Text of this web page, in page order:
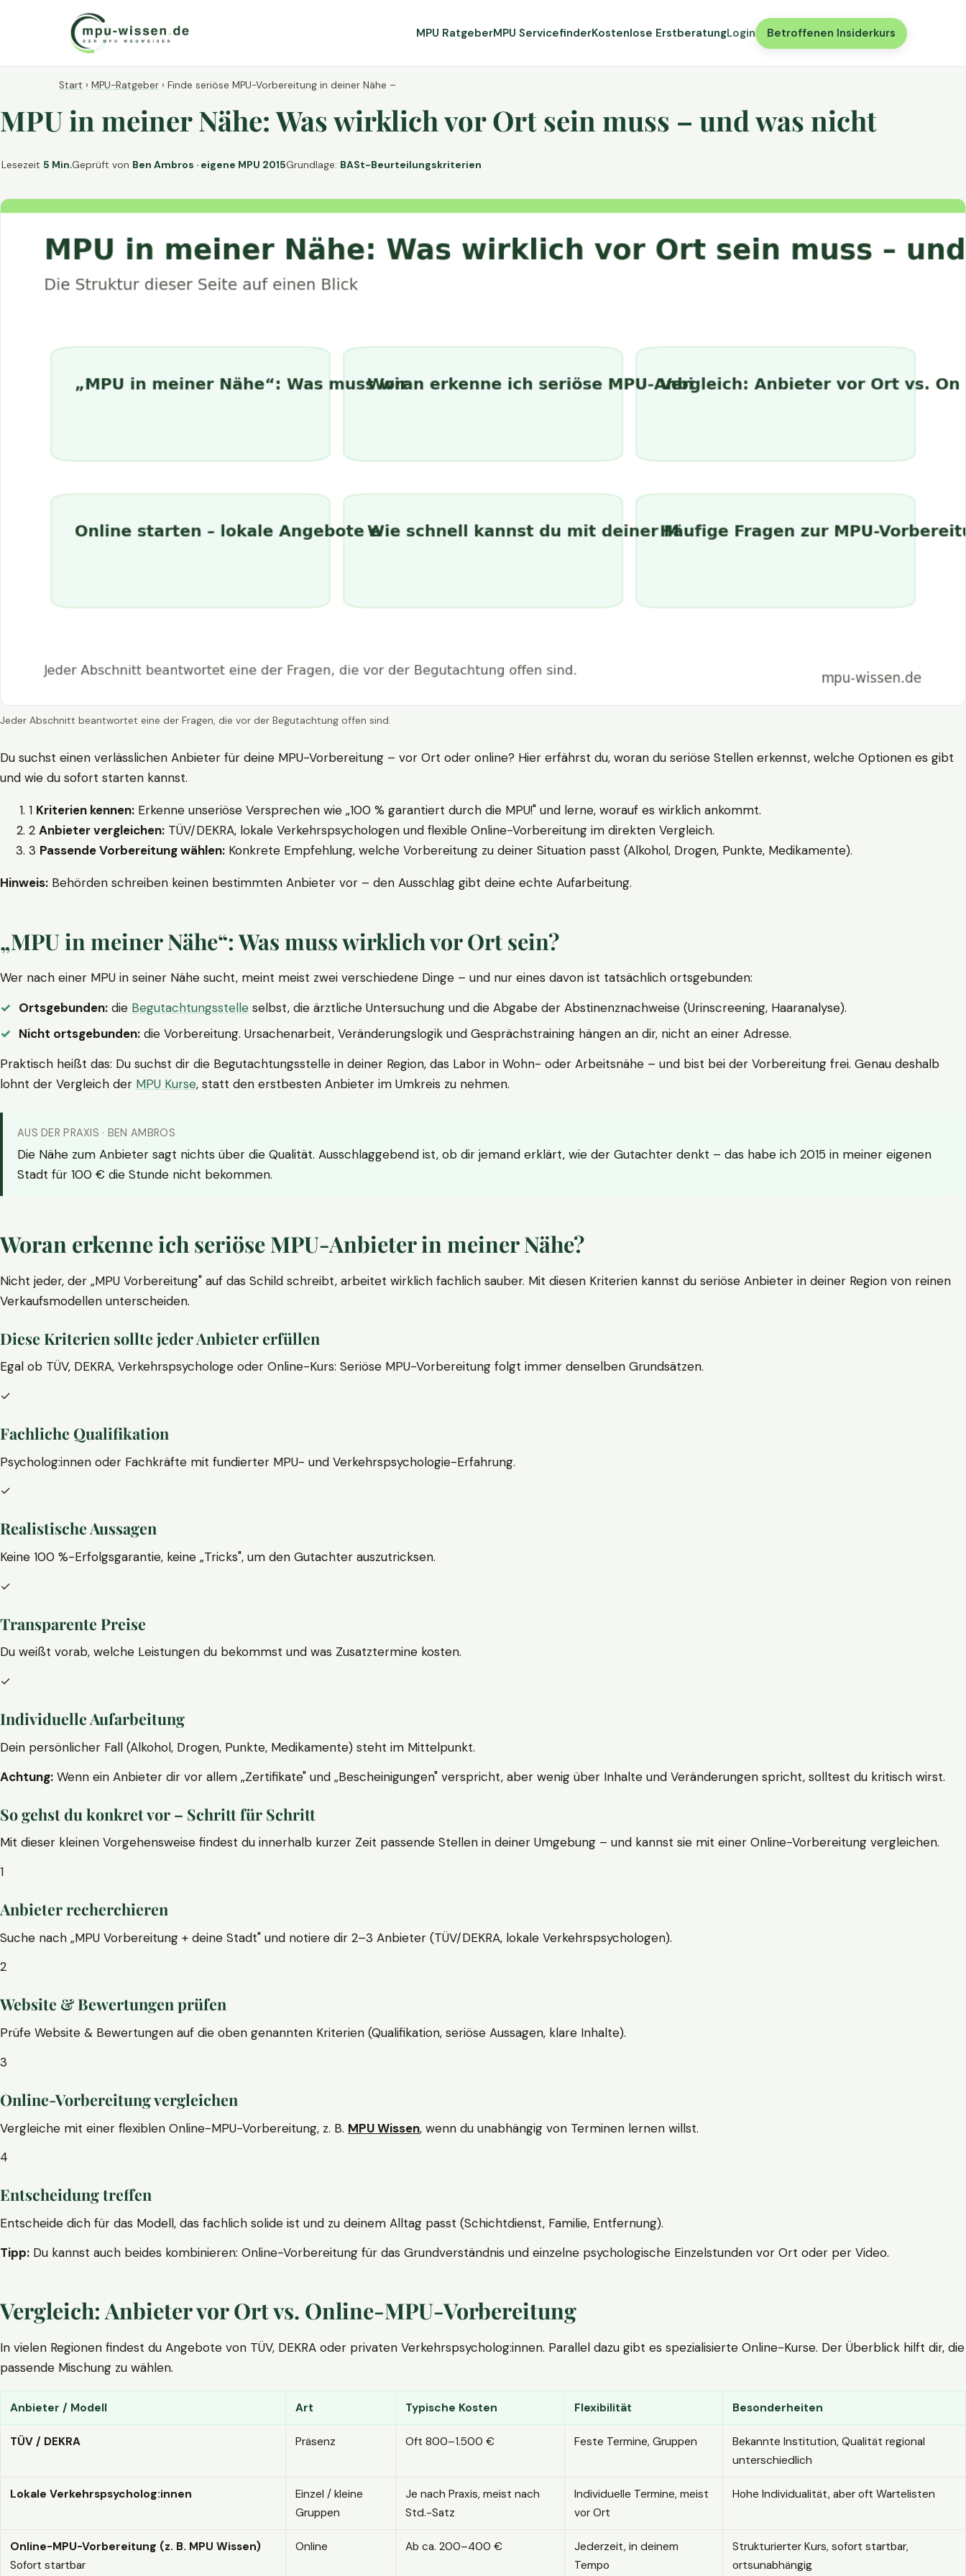
MPU RatgeberMPU ServicefinderKostenlose ErstberatungLogin Betroffenen Insiderkurs
Start › MPU-Ratgeber › Finde seriöse MPU-Vorbereitung in deiner Nähe –
MPU in meiner Nähe: Was wirklich vor Ort sein muss – und was nicht
Lesezeit 5 Min.Geprüft von Ben Ambros · eigene MPU 2015Grundlage: BASt-Beurteilungskriterien
Jeder Abschnitt beantwortet eine der Fragen, die vor der Begutachtung offen sind.
Du suchst einen verlässlichen Anbieter für deine MPU-Vorbereitung – vor Ort oder online? Hier erfährst du, woran du seriöse Stellen erkennst, welche Optionen es gibt
und wie du sofort starten kannst.
1 Kriterien kennen: Erkenne unseriöse Versprechen wie „100 % garantiert durch die MPU!" und lerne, worauf es wirklich ankommt.
2 Anbieter vergleichen: TÜV/DEKRA, lokale Verkehrspsychologen und flexible Online-Vorbereitung im direkten Vergleich.
3 Passende Vorbereitung wählen: Konkrete Empfehlung, welche Vorbereitung zu deiner Situation passt (Alkohol, Drogen, Punkte, Medikamente).
Hinweis: Behörden schreiben keinen bestimmten Anbieter vor – den Ausschlag gibt deine echte Aufarbeitung.
„MPU in meiner Nähe“: Was muss wirklich vor Ort sein?
Wer nach einer MPU in seiner Nähe sucht, meint meist zwei verschiedene Dinge – und nur eines davon ist tatsächlich ortsgebunden:
Ortsgebunden: die Begutachtungsstelle selbst, die ärztliche Untersuchung und die Abgabe der Abstinenznachweise (Urinscreening, Haaranalyse).
Nicht ortsgebunden: die Vorbereitung. Ursachenarbeit, Veränderungslogik und Gesprächstraining hängen an dir, nicht an einer Adresse.
Praktisch heißt das: Du suchst dir die Begutachtungsstelle in deiner Region, das Labor in Wohn- oder Arbeitsnähe – und bist bei der Vorbereitung frei. Genau deshalb
lohnt der Vergleich der MPU Kurse, statt den erstbesten Anbieter im Umkreis zu nehmen.
AUS DER PRAXIS · BEN AMBROS
Die Nähe zum Anbieter sagt nichts über die Qualität. Ausschlaggebend ist, ob dir jemand erklärt, wie der Gutachter denkt – das habe ich 2015 in meiner eigenen
Stadt für 100 € die Stunde nicht bekommen.
Woran erkenne ich seriöse MPU-Anbieter in meiner Nähe?
Nicht jeder, der „MPU Vorbereitung" auf das Schild schreibt, arbeitet wirklich fachlich sauber. Mit diesen Kriterien kannst du seriöse Anbieter in deiner Region von reinen
Verkaufsmodellen unterscheiden.
Diese Kriterien sollte jeder Anbieter erfüllen
Egal ob TÜV, DEKRA, Verkehrspsychologe oder Online-Kurs: Seriöse MPU-Vorbereitung folgt immer denselben Grundsätzen.
✓
Fachliche Qualifikation
Psycholog:innen oder Fachkräfte mit fundierter MPU- und Verkehrspsychologie-Erfahrung.
✓
Realistische Aussagen
Keine 100 %-Erfolgsgarantie, keine „Tricks", um den Gutachter auszutricksen.
✓
Transparente Preise
Du weißt vorab, welche Leistungen du bekommst und was Zusatztermine kosten.
✓
Individuelle Aufarbeitung
Dein persönlicher Fall (Alkohol, Drogen, Punkte, Medikamente) steht im Mittelpunkt.
Achtung: Wenn ein Anbieter dir vor allem „Zertifikate" und „Bescheinigungen" verspricht, aber wenig über Inhalte und Veränderungen spricht, solltest du kritisch wirst.
So gehst du konkret vor – Schritt für Schritt
Mit dieser kleinen Vorgehensweise findest du innerhalb kurzer Zeit passende Stellen in deiner Umgebung – und kannst sie mit einer Online-Vorbereitung vergleichen.
1
Anbieter recherchieren
Suche nach „MPU Vorbereitung + deine Stadt" und notiere dir 2–3 Anbieter (TÜV/DEKRA, lokale Verkehrspsychologen).
2
Website & Bewertungen prüfen
Prüfe Website & Bewertungen auf die oben genannten Kriterien (Qualifikation, seriöse Aussagen, klare Inhalte).
3
Online-Vorbereitung vergleichen
Vergleiche mit einer flexiblen Online-MPU-Vorbereitung, z. B. MPU Wissen, wenn du unabhängig von Terminen lernen willst.
4
Entscheidung treffen
Entscheide dich für das Modell, das fachlich solide ist und zu deinem Alltag passt (Schichtdienst, Familie, Entfernung).
Tipp: Du kannst auch beides kombinieren: Online-Vorbereitung für das Grundverständnis und einzelne psychologische Einzelstunden vor Ort oder per Video.
Vergleich: Anbieter vor Ort vs. Online-MPU-Vorbereitung
In vielen Regionen findest du Angebote von TÜV, DEKRA oder privaten Verkehrspsycholog:innen. Parallel dazu gibt es spezialisierte Online-Kurse. Der Überblick hilft dir, die
passende Mischung zu wählen.
Anbieter / Modell Art Typische Kosten Flexibilität Besonderheiten
TÜV / DEKRA Präsenz Oft 800–1.500 € Feste Termine, Gruppen
Bekannte Institution, Qualität regional
unterschiedlich
Lokale Verkehrspsycholog:innen
Einzel / kleine
Gruppen
Je nach Praxis, meist nach
Std.-Satz
Individuelle Termine, meist
vor Ort
Hohe Individualität, aber oft Wartelisten
Online-MPU-Vorbereitung (z. B. MPU Wissen)
Sofort startbar
Online Ab ca. 200–400 €
Jederzeit, in deinem
Tempo
Strukturierter Kurs, sofort startbar,
ortsunabhängig